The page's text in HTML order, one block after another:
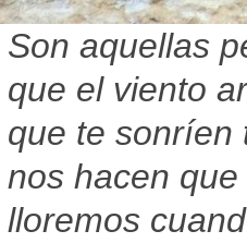
Son aquellas
que el viento
que te sonríen
nos hacen que
lloremos